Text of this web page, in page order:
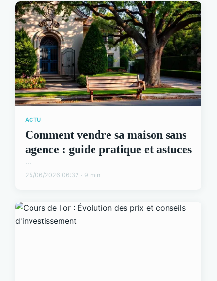
ACTU
Comment vendre sa maison sans
agence : guide pratique et astuces
...
25/06/2026 06:32 · 9 min